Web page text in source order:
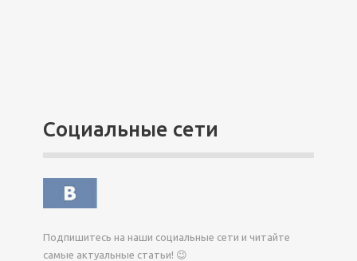
Социальные сети
Подпишитесь на наши социальные сети и читайте
самые актуальные статьи! 😉